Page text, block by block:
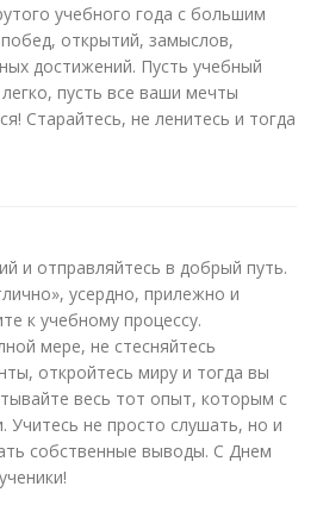
учебного года с большим
открытий, замыслов,
достижений. Пусть учебный
пусть все ваши мечты
Старайтесь, не ленитесь и тогда
и отправляйтесь в добрый путь.
усердно, прилежно и
к учебному процессу.
мере, не стесняйтесь
откройтесь миру и тогда вы
весь тот опыт, которым с
Учитесь не просто слушать, но и
собственные выводы. С Днем